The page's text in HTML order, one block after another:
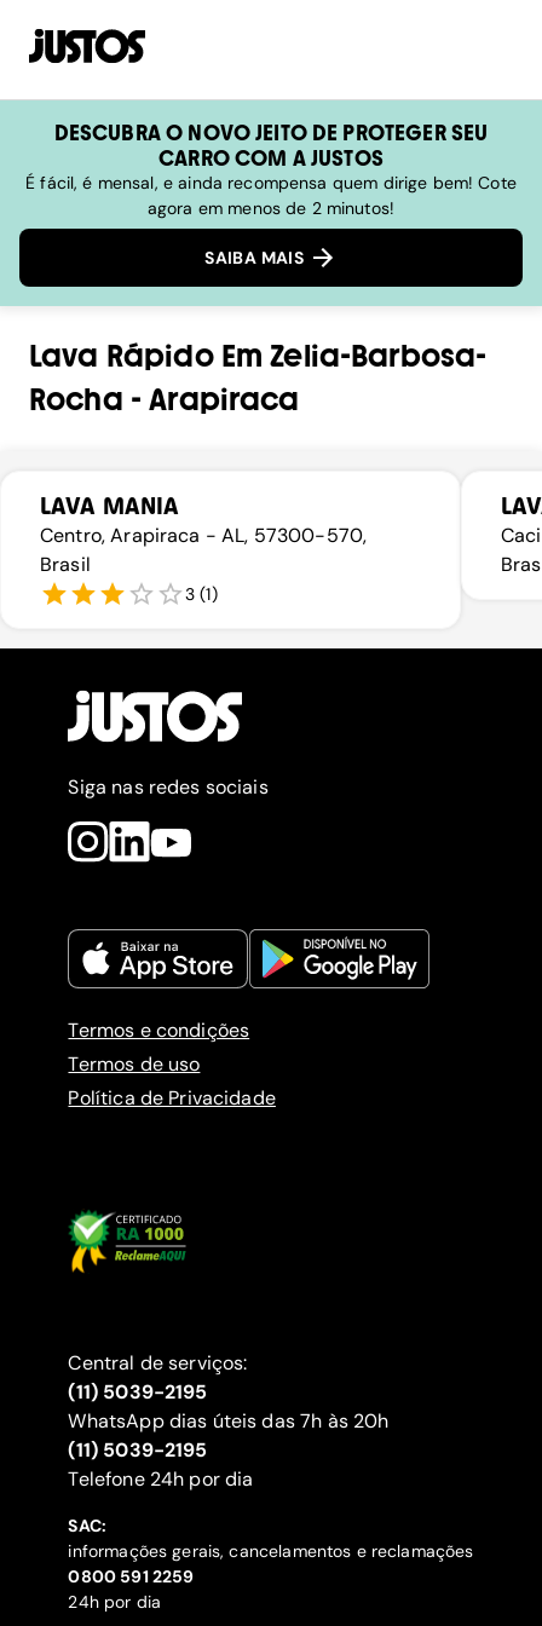
DESCUBRA O NOVO JEITO DE PROTEGER SEU
CARRO COM A JUSTOS
É fácil, é mensal, e ainda recompensa quem dirige bem! Cote
agora em menos de 2 minutos!
SAIBA MAIS
Lava RápidoEmZelia-Barbosa-
Rocha -Arapiraca
LAVA MANIA
Centro, Arapiraca - AL, 57300-570,
Brasil
3 (1)
Siga nas redes sociais
Termos e condições
Termos de uso
Política de Privacidade
Central de serviços:
(11) 5039-2195
WhatsApp dias úteis das 7h às 20h
(11) 5039-2195
‍Telefone 24h por dia
SAC:
informações gerais, cancelamentos e reclamações
‍0800 591 2259
24h por dia